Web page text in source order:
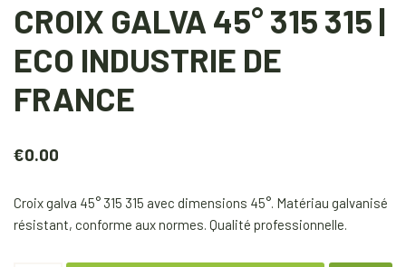
CROIX GALVA 45° 315 315 |
ECO INDUSTRIE DE
FRANCE
€0.00
Croix galva 45° 315 315 avec dimensions 45°. Matériau galvanisé
résistant, conforme aux normes. Qualité professionnelle.